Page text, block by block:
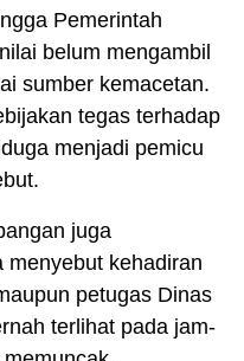
Pemerintah
belum mengambil
sumber kemacetan.
tegas terhadap
menjadi pemicu
juga
menyebut kehadiran
petugas Dinas
terlihat pada jam-